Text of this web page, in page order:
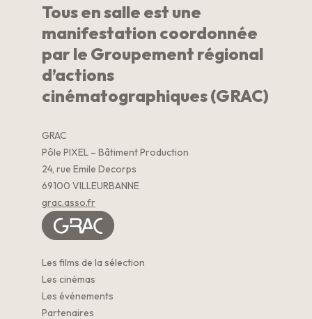
Tous en salle est une
manifestation coordonnée
par le Groupement régional
d’actions
cinématographiques (GRAC)
GRAC
Pôle PIXEL – Bâtiment Production
24, rue Emile Decorps
69100 VILLEURBANNE
grac.asso.fr
Les films de la sélection
Les cinémas
Les événements
Partenaires